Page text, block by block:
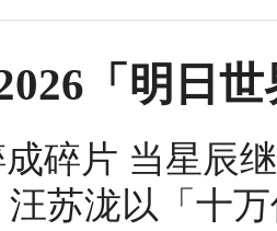
「明日
碎片 当星辰
苏泷以「十